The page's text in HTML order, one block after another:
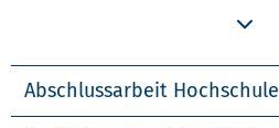
Abschlussarbeit Hochschule